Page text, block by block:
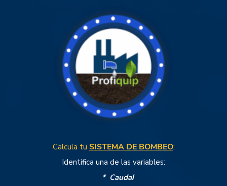
Calcula tu SISTEMA DE BOMBEO:
Identifica una de las variables:
* Caudal